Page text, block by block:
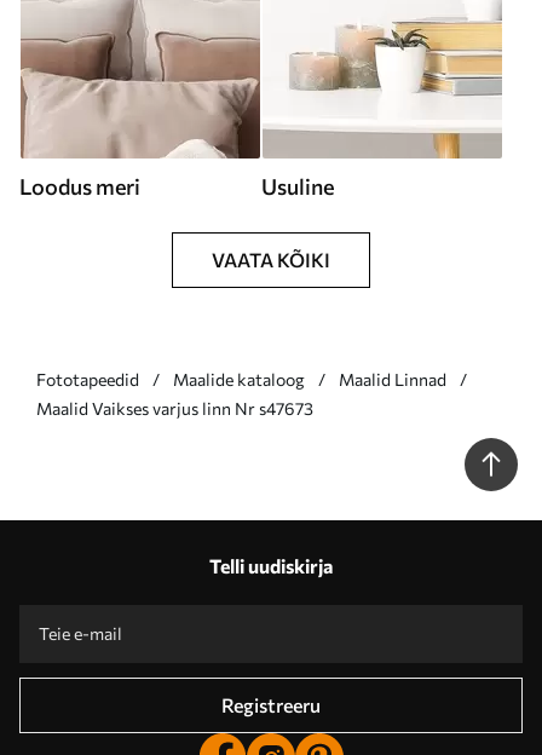
Loodus meri Usuline
VAATA KÕIKI
Fototapeedid Maalide kataloog
Maalid Linnad
Maalid Vaikses varjus linn Nr s47673
Telli uudiskirja
Registreeru